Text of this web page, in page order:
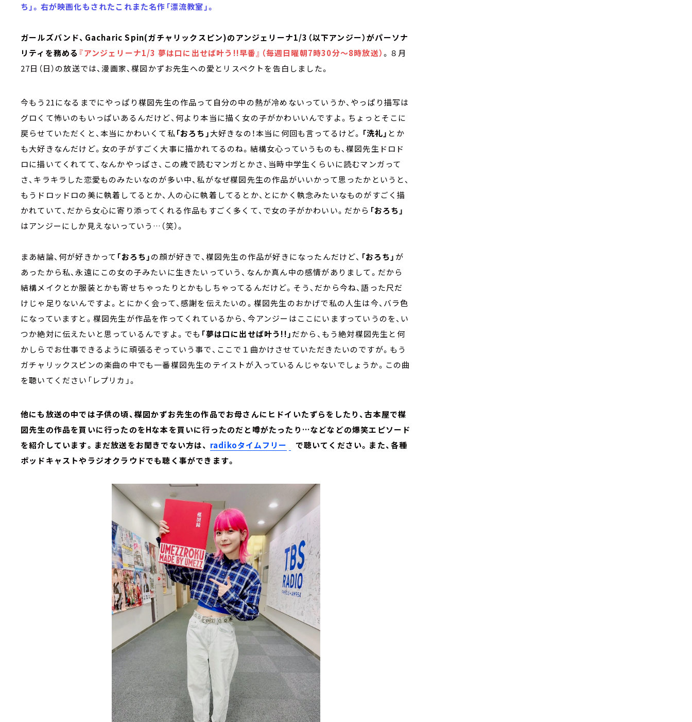
ち」。右が映画化もされたこれまた名作「漂流教室」。
ガールズバンド、Gacharic Spin(ガチャリックスピン)のアンジェリーナ1/3（以下アンジー）がパーソナ
リティを務める 『アンジェリーナ1/3 夢は口に出せば叶う!!早番』（毎週日曜朝7時30分～8時放送）。８月
27日（日）の放送では、漫画家、楳図かずお先生への愛とリスペクトを告白しました。
今もう21になるまでにやっぱり楳図先生の作品って自分の中の熱が冷めないっていうか、やっぱり描写は
グロくて怖いのもいっぱいあるんだけど、何より本当に描く女の子がかわいいんですよ。ちょっとそこに
戻らせていただくと、本当にかわいくて私 「おろち」大好きなの！本当に何回も言ってるけど。 「洗礼」 とか
も大好きなんだけど。女の子がすごく大事に描かれてるのね。結構女心っていうものも、楳図先生ドロド
ロに描いてくれてて、なんかやっぱさ、この歳で読むマンガとかさ、当時中学生くらいに読むマンガって
さ、キラキラした恋愛ものみたいなのが多い中、私がなぜ楳図先生の作品がいいかって思ったかというと、
もうドロッドロの美に執着してるとか、人の心に執着してるとか、とにかく執念みたいなものがすごく描
かれていて、だから女心に寄り添ってくれる作品もすごく多くて、で女の子がかわいい。だから 「おろち」
はアンジーにしか見えないっていう…（笑）。
まあ結論、何が好きかって 「おろち」の顔が好きで、楳図先生の作品が好きになったんだけど、 「おろち」 が
あったから私、永遠にこの女の子みたいに生きたいっていう、なんか真ん中の感情がありまして。だから
結構メイクとか服装とかも寄せちゃったりとかもしちゃってるんだけど。そう、だから今ね、語った尺だ
けじゃ足りないんですよ。とにかく会って、感謝を伝えたいの。楳図先生のおかげで私の人生は今、バラ色
になっていますと。楳図先生が作品を作ってくれているから、今アンジーはここにいますっていうのを、い
つか絶対に伝えたいと思っているんですよ。でも 「夢は口に出せば叶う!!」だから、もう絶対楳図先生と何
かしらでお仕事できるように頑張るぞっていう事で、ここで１曲かけさせていただきたいのですが。もう
ガチャリックスピンの楽曲の中でも一番楳図先生のテイストが入っているんじゃないでしょうか。この曲
を聴いてください「レプリカ」。
他にも放送の中では子供の頃、楳図かずお先生の作品でお母さんにヒドイいたずらをしたり、古本屋で楳
図先生の作品を買いに行ったのをHな本を買いに行ったのだと噂がたったり…などなどの爆笑エピソード
を紹介しています。まだ放送をお聞きでない方は、 radikoタイムフリー
で聴いてください。また、各種
ポッドキャストやラジオクラウドでも聴く事ができます。